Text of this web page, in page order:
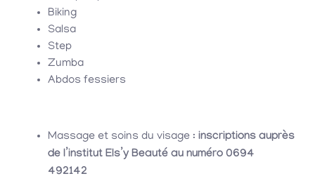
Biking
Salsa
Step
Zumba
Abdos fessiers
Massage et soins du visage : inscriptions auprès
de l’institut Els’y Beauté au numéro 0694
492142